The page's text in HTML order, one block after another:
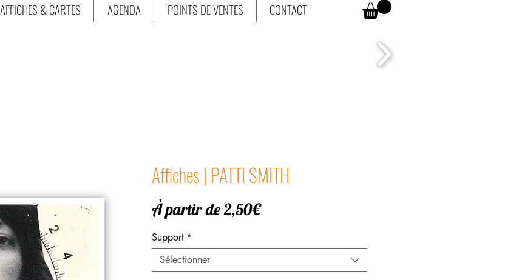
AFFICHES & CARTES AGENDA POINTS DE VENTES CONTACT
Affiches | PATTI SMITH
À partir de2,50€Prix
Support *
Sélectionner